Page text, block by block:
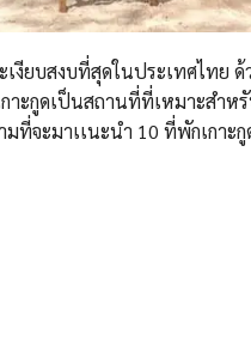
งียบสงบที่สุดในประเทศไทย
ะกูดเป็นสถานที่ที่เหมาะสำห
ที่จะมาเเนะนำ 10 ที่พักเกาะ